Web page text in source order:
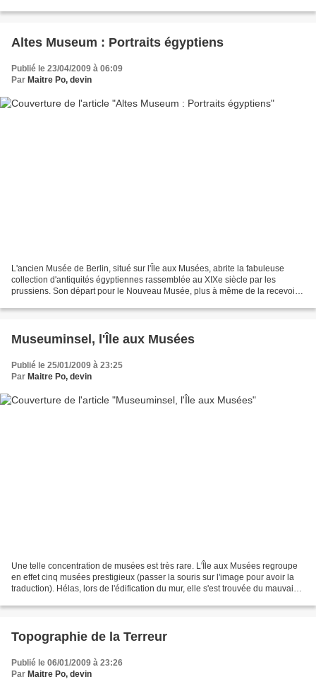
Altes Museum : Portraits égyptiens
Publié le 23/04/2009 à 06:09
Par Maitre Po, devin
L'ancien Musée de Berlin, situé sur l'Île aux Musées, abrite la fabuleuse
collection d'antiquités égyptiennes rassemblée au XIXe siècle par les
prussiens. Son départ pour le Nouveau Musée, plus à même de la recevoir,
Museuminsel, l'Île aux Musées
Publié le 25/01/2009 à 23:25
Par Maitre Po, devin
Une telle concentration de musées est très rare. L'Île aux Musées regroupe
en effet cinq musées prestigieux (passer la souris sur l'image pour avoir la
traduction). Hélas, lors de l'édification du mur, elle s'est trouvée du mauvais
Topographie de la Terreur
Publié le 06/01/2009 à 23:26
Par Maitre Po, devin